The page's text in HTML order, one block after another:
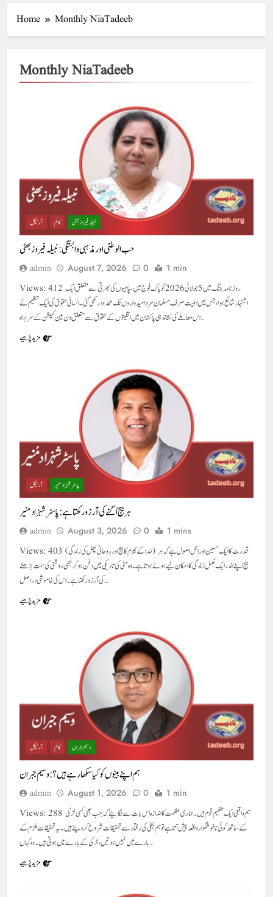
Home Monthly NiaTadeeb
Monthly NiaTadeeb
آرٹیکل کالم نبیلہ فیروز بھٹی
حب الوطنی اور مذہبی وابستگی : نبیلہ فیروز بھٹی
admin August 7, 2026 0 1 min
Views: 412 روزنامہ جنگ میں 5 جولائی 2026 کو پاک فوج میں سپاہیوں کی بھرتی سے متعلق ایک
اشتہار شائع ہوا، جس میں اہلیت صرف مسلمان مرد امیدواروں تک محدود رکھی گئی ۔ انسانی حقوق کی ایک تنظیم نے
اس معاملے کی نشاندہی پاکستان میں اقلیتوں کے حقوق سے متعلق ون مین کمیشن کے سربراہ…
مزید پڑھیے
آرٹیکل پاسٹر شہزاد منیر
ہر بیج اُگنے کی آرزو رکھتا ہے : پاسٹر شہزاد منیر
admin August 3, 2026 0 1 mins
Views: 403 (خدا کے کلام کا بیج اور روحانی پھل کی زندگی) قدرت کا ایک حسین اور اٹل اصول ہے کہ ہر
بیج اپنے اندر ایک مکمل زندگی کا امکان لیے ہوئے ہوتا ہے۔ وہ مٹی کی تاریکی میں دفن ہو کر بھی روشنی کی سمت بڑھنے
کی آرزو رکھتا ہے۔ اس کی خاموشی دراصل…
مزید پڑھیے
آرٹیکل کالم وسیم جبران
ہم اپنے بیٹوں کو کیا سکھا رہے ہیں؟ : وسیم جبران
admin August 1, 2026 0 1 min
Views: 288 ہم واقعی ایک عظیم قوم ہیں۔ ہماری عظمت کا اندازہ اس بات سے لگائیے کہ جب بھی کسی لڑکی
کے ساتھ کوئی ناخوشگوار واقعہ پیش آتا ہے تو ہم بجلی کی رفتار سے تحقیقات شروع کر دیتے ہیں۔ یہ تحقیقات ملزم کے
بارے میں نہیں ہوتیں، لڑکی کے بارے میں ہوتی ہیں۔وہ کہاں…
مزید پڑھیے